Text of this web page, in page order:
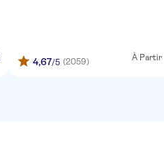
4,67/5 (2059) À Partir